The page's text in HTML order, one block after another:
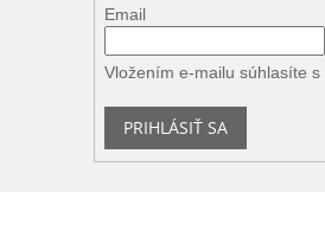
Email
Vložením e-mailu súhlasíte s
PRIHLÁSIŤ SA